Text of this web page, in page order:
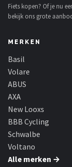
Fiets kopen? Of je nu
bekijk ons grote
MERKEN
Basil
Volare
ABUS
AXA
New Looxs
BBB Cycling
Schwalbe
Voltano
Alle merken →